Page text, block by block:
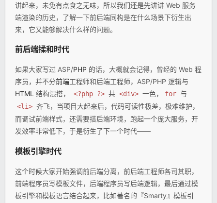
讲起来，未免有点食之无味，所以我们还是先讲讲 Web 服务
端渲染的历史，了解一下前后端同构是在什么场景下衍生出
来，它又能够解决什么样的问题。
前后端揉和时代
如果大家写过 ASP/PHP 的话，大概就会记得，曾经的 Web 程
序员，并不分前端工程师和后端工程师，ASP/PHP 逻辑与
HTML 结构混搭， <?php ?> 共 <div> 一色， for 与
<li> 齐飞，当项目大起来后，代码可读性极差，极难维护，
而调试前端样式，还需要搭后端环境，跑起一个庞大服务，开
发效率非常低下，于是衍生了下一个时代——
模板引擎时代
这个时候大家开始强调前后端分离，前后端工程师各司其职，
前端程序员写模板文件，后端程序员写后端逻辑，最后通过模
板引擎和模板语言结合起来，比如著名的『Smarty』模板引